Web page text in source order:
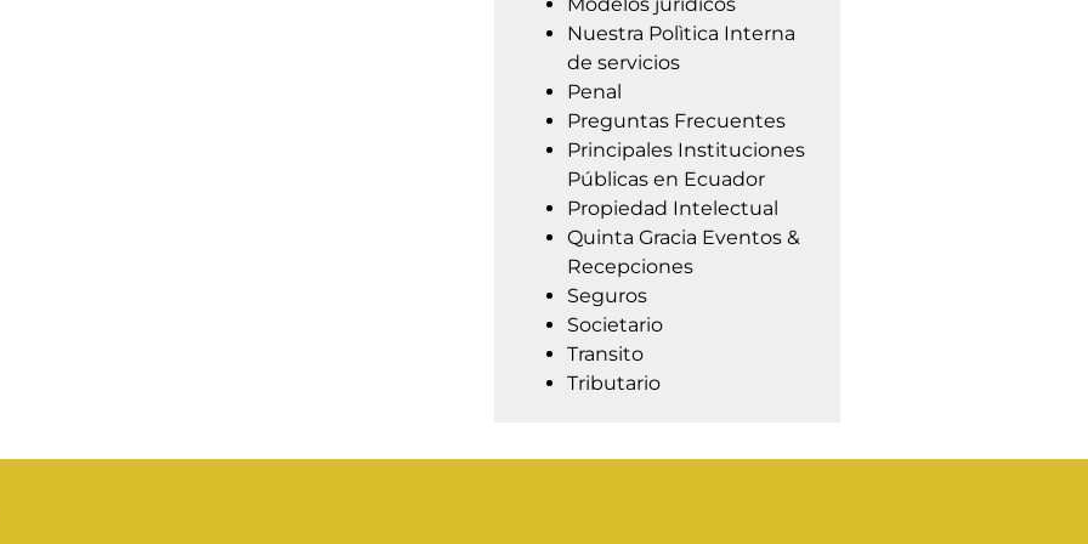
Modelos jurídicos
Nuestra Polìtica Interna
de servicios
Penal
Preguntas Frecuentes
Principales Instituciones
Públicas en Ecuador
Propiedad Intelectual
Quinta Gracia Eventos &
Recepciones
Seguros
Societario
Transito
Tributario